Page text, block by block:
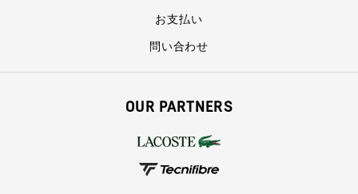
お支払い
問い合わせ
OUR PARTNERS